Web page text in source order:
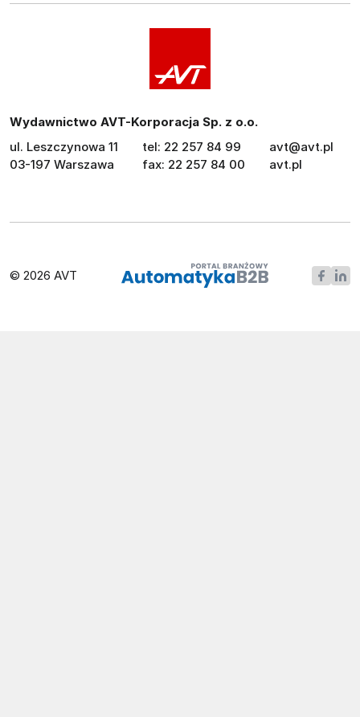
Wydawnictwo AVT-Korporacja Sp. z o.o.
ul. Leszczynowa 11
03-197 Warszawa
tel: 22 257 84 99
fax: 22 257 84 00
avt@avt.pl
avt.pl
© 2026 AVT